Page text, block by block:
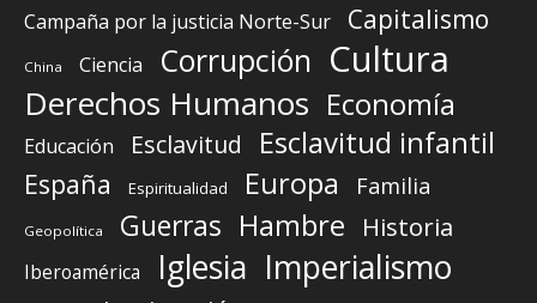
Campaña por la justicia Norte-Sur Capitalismo
China Ciencia Corrupción Cultura
Derechos Humanos Economía
Educación Esclavitud Esclavitud infantil
España Espiritualidad Europa Familia
Geopolítica Guerras Hambre Historia
Iberoamérica Iglesia Imperialismo